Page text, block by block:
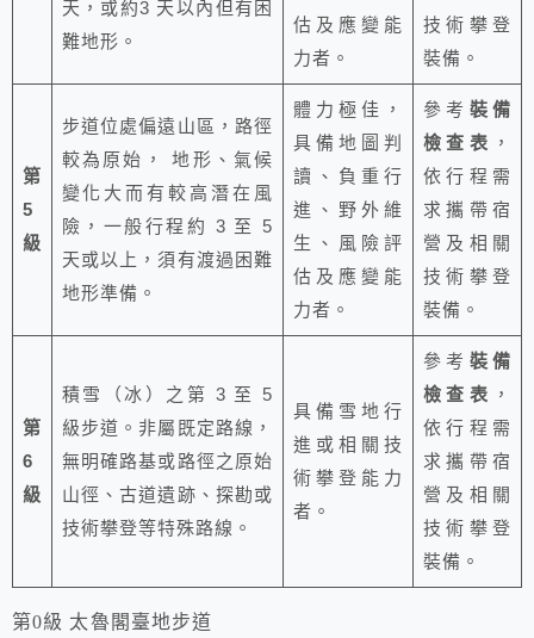
天，或約3 天以內但有困
難地形。
估及應變能
力者。
技術攀登
裝備。
第
5
級
步道位處偏遠山區，路徑
較為原始， 地形、氣候
變化大而有較高潛在風
險，一般行程約 3 至 5
天或以上，須有渡過困難
地形準備。
體力極佳，
具備地圖判
讀、負重行
進、野外維
生、風險評
估及應變能
力者。
參考 裝備
檢查表 ，
依行程需
求攜帶宿
營及相關
技術攀登
裝備。
第
6
級
積雪（冰）之第 3 至 5
級步道。非屬既定路線，
無明確路基或路徑之原始
山徑、古道遺跡、探勘或
技術攀登等特殊路線。
具備雪地行
進或相關技
術攀登能力
者。
參考 裝備
檢查表 ，
依行程需
求攜帶宿
營及相關
技術攀登
裝備。
第0級 太魯閣臺地步道